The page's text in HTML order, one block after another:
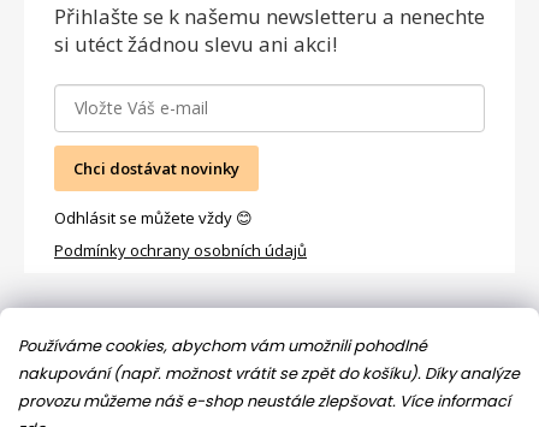
Používáme cookies, abychom vám umožnili pohodlné
nakupování (např. možnost vrátit se zpět do košíku). Díky analýze
provozu můžeme náš e-shop neustále zlepšovat. Více informací
Přihlašte se k našemu newsletteru a nenechte
si utéct žádnou slevu ani akci!
Chci dostávat novinky
Odhlásit se můžete vždy 😊
Podmínky ochrany osobních údajů
Facebook